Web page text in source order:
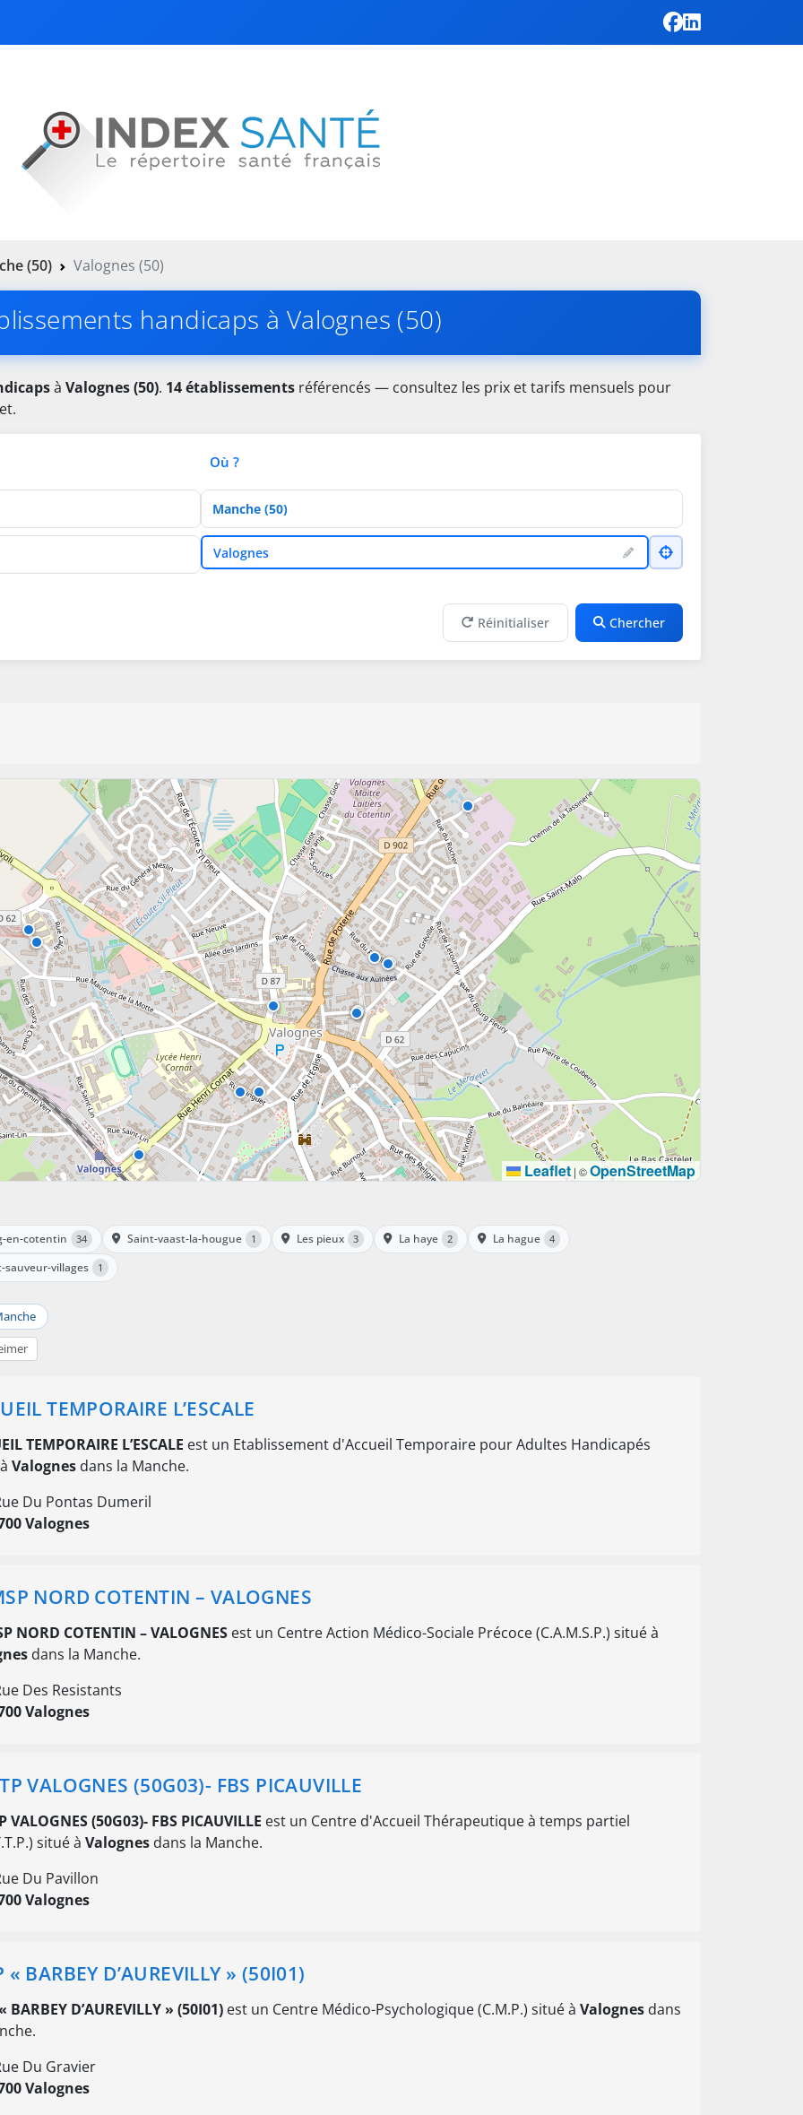
(50) Valognes (50)
handicaps à Valognes (50)
à Valognes (50). 14 établissements référencés — consultez les prix et tarifs mensuels pour
Où ?
Département
VilleValognes
Réinitialiser Chercher
Leaflet | ©OpenStreetMap
en-cotentin 34 Saint-vaast-la-hougue 1 Les pieux 3 La haye 2 La hague 4
sauveur-villages 1
TEMPORAIRE L’ESCALE
TEMPORAIRE L’ESCALE est un Etablissement d'Accueil Temporaire pour Adultes Handicapés
Valognes dans la Manche.
Du Pontas Dumeril
Valognes
NORD COTENTIN – VALOGNES
NORD COTENTIN – VALOGNES est un Centre Action Médico-Sociale Précoce (C.A.M.S.P.) situé à
dans la Manche.
Des Resistants
Valognes
VALOGNES (50G03)- FBS PICAUVILLE
VALOGNES (50G03)- FBS PICAUVILLE est un Centre d'Accueil Thérapeutique à temps partiel
situé à Valognes dans la Manche.
Du Pavillon
Valognes
« BARBEY D’AUREVILLY » (50I01)
BARBEY D’AUREVILLY » (50I01) est un Centre Médico-Psychologique (C.M.P.) situé à Valognes dans
Du Gravier
Valognes